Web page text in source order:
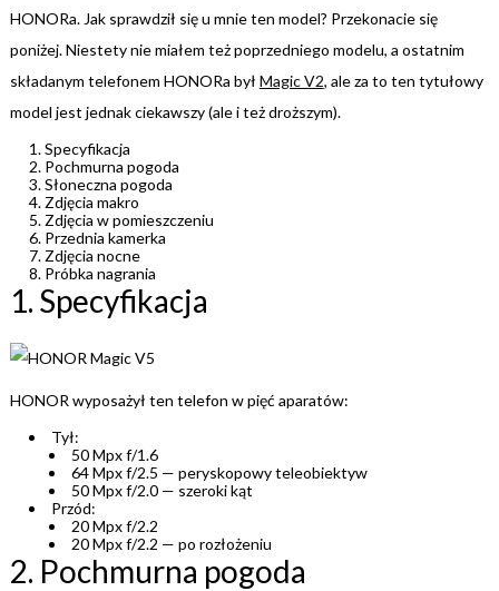
HONORa. Jak sprawdził się u mnie ten model? Przekonacie się
poniżej. Niestety nie miałem też poprzedniego modelu, a ostatnim
składanym telefonem HONORa był Magic V2, ale za to ten tytułowy
model jest jednak ciekawszy (ale i też droższym).
Specyfikacja
Pochmurna pogoda
Słoneczna pogoda
Zdjęcia makro
Zdjęcia w pomieszczeniu
Przednia kamerka
Zdjęcia nocne
Próbka nagrania
1. Specyfikacja
HONOR wyposażył ten telefon w pięć aparatów:
Tył:
50 Mpx f/1.6
64 Mpx f/2.5 — peryskopowy teleobiektyw
50 Mpx f/2.0 — szeroki kąt
Przód:
20 Mpx f/2.2
20 Mpx f/2.2 — po rozłożeniu
2. Pochmurna pogoda